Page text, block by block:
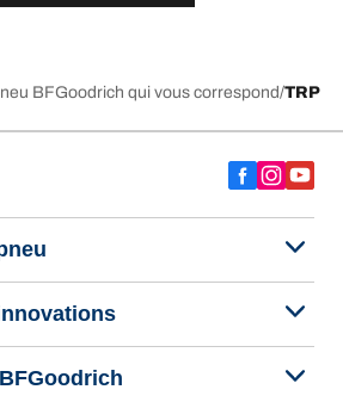
BFGoodrich qui vous correspond TRP